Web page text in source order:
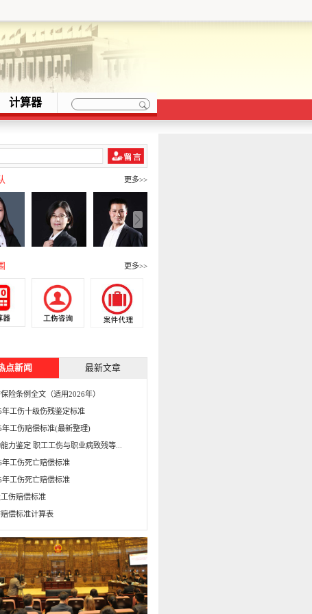
计算器
更多>>
更多>>
点新闻 最新文章
险条例全文（适用2026年）
年工伤十级伤残鉴定标准
年工伤赔偿标准(最新整理)
力鉴定 职工工伤与职业病致残等...
年工伤死亡赔偿标准
年工伤死亡赔偿标准
伤赔偿标准
偿标准计算表